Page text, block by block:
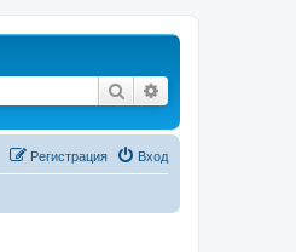
Поиск
Вход
Регистрация